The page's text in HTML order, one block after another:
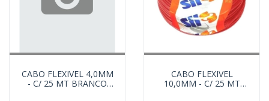
CABO FLEXIVEL 4,0MM
- C/ 25 MT BRANCO
CABO FLEXIVEL
10,0MM - C/ 25 MT